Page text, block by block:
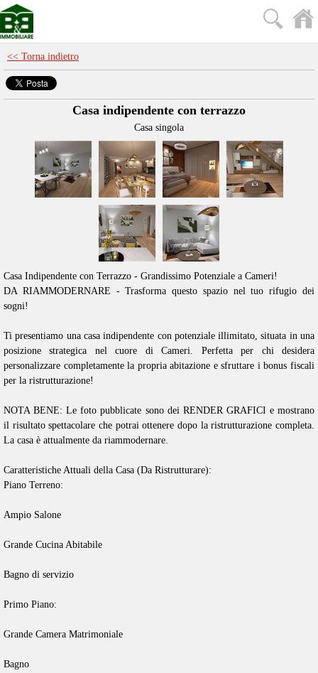
<< Torna indietro
Casa indipendente con terrazzo
Casa singola
Casa Indipendente con Terrazzo - Grandissimo Potenziale a Cameri!
DA RIAMMODERNARE - Trasforma questo spazio nel tuo rifugio dei
sogni!
Ti presentiamo una casa indipendente con potenziale illimitato, situata in una
posizione strategica nel cuore di Cameri. Perfetta per chi desidera
personalizzare completamente la propria abitazione e sfruttare i bonus fiscali
per la ristrutturazione!
NOTA BENE: Le foto pubblicate sono dei RENDER GRAFICI e mostrano
il risultato spettacolare che potrai ottenere dopo la ristrutturazione completa.
La casa è attualmente da riammodernare.
Caratteristiche Attuali della Casa (Da Ristrutturare):
Piano Terreno:
Ampio Salone
Grande Cucina Abitabile
Bagno di servizio
Primo Piano:
Grande Camera Matrimoniale
Bagno